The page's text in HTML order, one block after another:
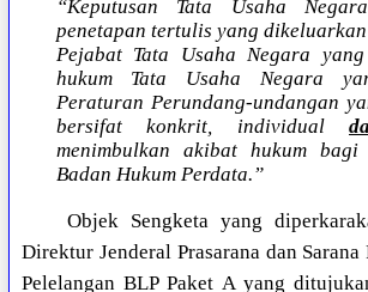
“Keputusan Tata Usaha
penetapan tertulis yang
Pejabat Tata Usaha Negara
hukum Tata Usaha Negara
Peraturan Perundang-undangan
bersifat konkrit, individual
menimbulkan akibat hukum bagi
Badan Hukum Perdata.”
Objek Sengketa yang
Direktur Jenderal Prasarana dan
Pelelangan BLP Paket A yang